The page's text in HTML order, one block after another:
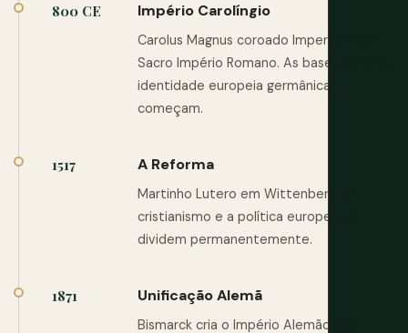
800 CE Império Carolíngio
Carolus Magnus coroado Imperador do
Sacro Império Romano. As bases de uma
identidade europeia germânica
começam.
1517 A Reforma
Martinho Lutero em Wittenberg. O
cristianismo e a política europeia se
dividem permanentemente.
1871 Unificação Alemã
Bismarck cria o Império Alemão. Um